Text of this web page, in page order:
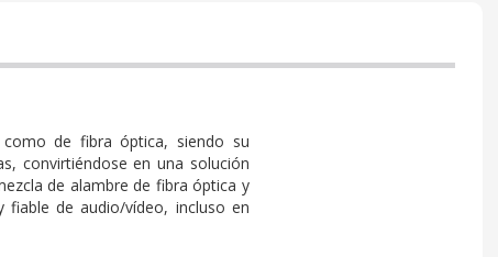
de fibra óptica, siendo su
convirtiéndose en una solución
de alambre de fibra óptica y
de audio/vídeo, incluso en